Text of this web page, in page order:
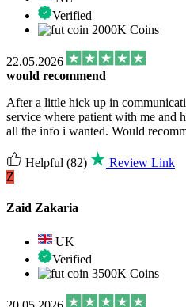
Verified
2000K Coins
22.05.2026
would recommend
After a little hick up in
service where patient with me and
all the info i wanted. Would
Helpful (82)
Review Link
Z
Zaid Zakaria
UK
Verified
3500K Coins